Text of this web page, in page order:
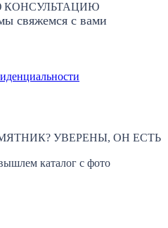
КОНСУЛЬТАЦИЮ
свяжемся с вами
УВЕРЕНЫ, ОН ЕСТЬ
каталог с фото